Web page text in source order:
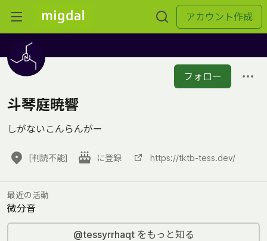
アカウント作成
フォロー
斗琴庭暁響
しがないこんらんがー
[判読不能] に登録 https://tktb-tess.dev/
最近の活動
微分音
@tessyrrhaqt をもっと知る